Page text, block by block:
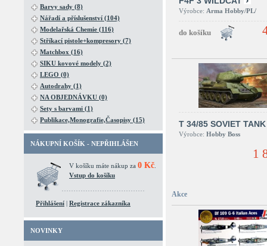
Barvy sady (8)
Nářadí a příslušenství (104)
Modelařská Chemie (116)
Stříkací pistole+kompresory (7)
Matchbox (16)
SIKU kovové modely (2)
LEGO (0)
Autodrahy (1)
NA OBJEDNÁVKU (0)
Sety s barvami (1)
Publikace,Monografie,Časopisy (15)
NÁKUPNÍ KOŠÍK - NEPŘIHLÁŠEN
V košíku máte nákup za 0 Kč
Vstup do košíku
Přihlášení | Registrace zákazníka
NOVINKY
Výrobce: Arma Hobby/PL/
T 34/85 SOVIET TANK
Výrobce: Hobby Boss
1
Akce